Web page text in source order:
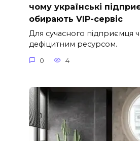
чому українські
обирають VIP-сервіс
Для сучасного підприємця
дефіцитним ресурсом.
0 4